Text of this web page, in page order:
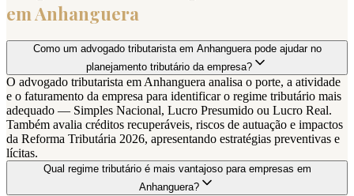
emAnhanguera
Como um advogado tributarista em Anhanguera pode ajudar no
planejamento tributário da empresa?
O advogado tributarista em Anhanguera analisa o porte, a atividade
e o faturamento da empresa para identificar o regime tributário mais
adequado — Simples Nacional, Lucro Presumido ou Lucro Real.
Também avalia créditos recuperáveis, riscos de autuação e impactos
da Reforma Tributária 2026, apresentando estratégias preventivas e
lícitas.
Qual regime tributário é mais vantajoso para empresas em
Anhanguera?